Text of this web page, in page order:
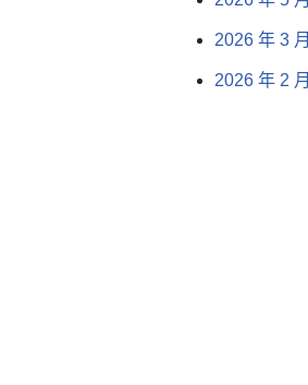
2026 年 3 月
2026 年 2 月